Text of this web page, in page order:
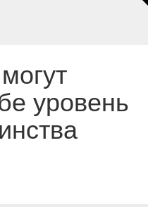
уровень